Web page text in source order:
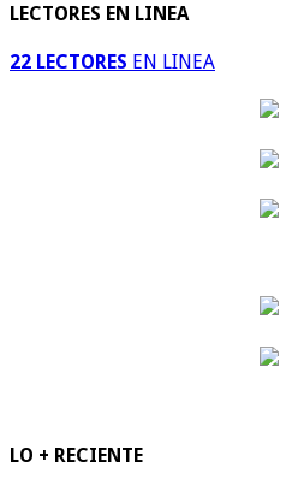
LECTORES EN LINEA
22 LECTORES EN LINEA
LO + RECIENTE